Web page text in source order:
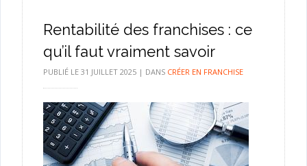
Rentabilité des franchises : ce
qu’il faut vraiment savoir
PUBLIÉ LE 31 JUILLET 2025| DANS CRÉER EN FRANCHISE